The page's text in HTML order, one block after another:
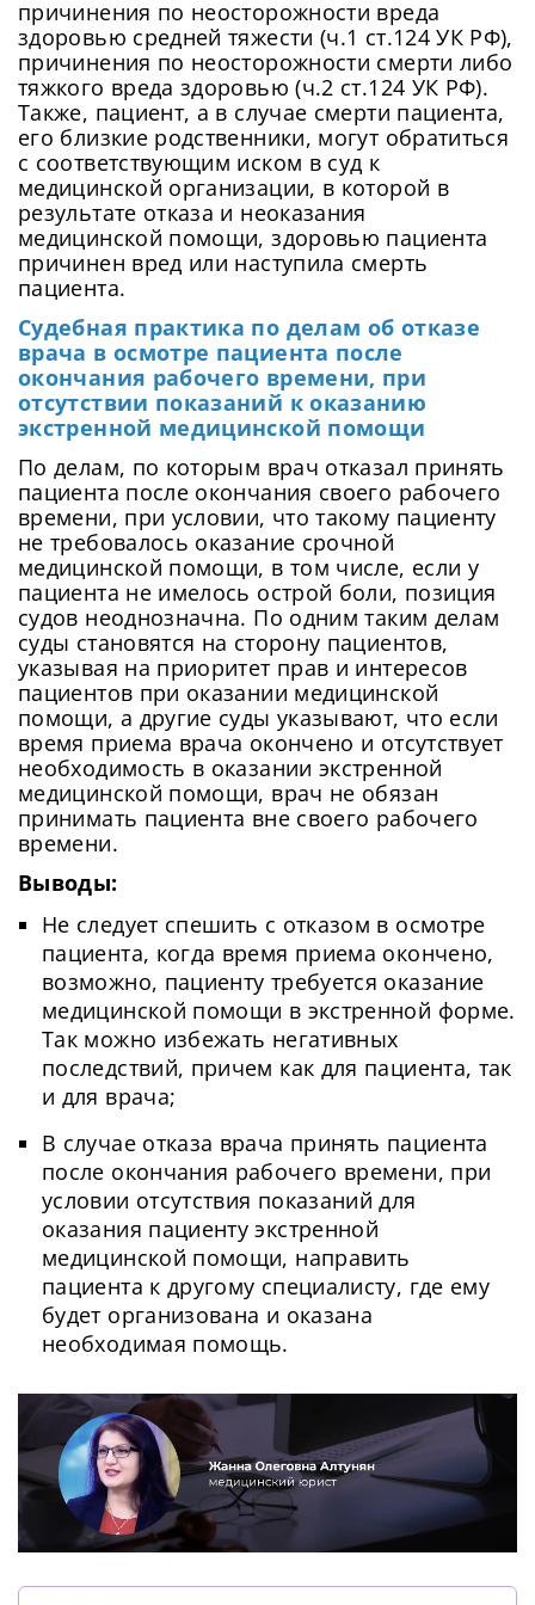
причинения по неосторожности вреда
здоровью средней тяжести (ч.1 ст.124 УК РФ),
причинения по неосторожности смерти либо
тяжкого вреда здоровью (ч.2 ст.124 УК РФ).
Также, пациент, а в случае смерти пациента,
его близкие родственники, могут обратиться
с соответствующим иском в суд к
медицинской организации, в которой в
результате отказа и неоказания
медицинской помощи, здоровью пациента
причинен вред или наступила смерть
пациента.
Судебная практика по делам об отказе
врача в осмотре пациента после
окончания рабочего времени, при
отсутствии показаний к оказанию
экстренной медицинской помощи
По делам, по которым врач отказал принять
пациента после окончания своего рабочего
времени, при условии, что такому пациенту
не требовалось оказание срочной
медицинской помощи, в том числе, если у
пациента не имелось острой боли, позиция
судов неоднозначна. По одним таким делам
суды становятся на сторону пациентов,
указывая на приоритет прав и интересов
пациентов при оказании медицинской
помощи, а другие суды указывают, что если
время приема врача окончено и отсутствует
необходимость в оказании экстренной
медицинской помощи, врач не обязан
принимать пациента вне своего рабочего
времени.
Выводы:
Не следует спешить с отказом в осмотре
пациента, когда время приема окончено,
возможно, пациенту требуется оказание
медицинской помощи в экстренной форме.
Так можно избежать негативных
последствий, причем как для пациента, так
и для врача;
В случае отказа врача принять пациента
после окончания рабочего времени, при
условии отсутствия показаний для
оказания пациенту экстренной
медицинской помощи, направить
пациента к другому специалисту, где ему
будет организована и оказана
необходимая помощь.